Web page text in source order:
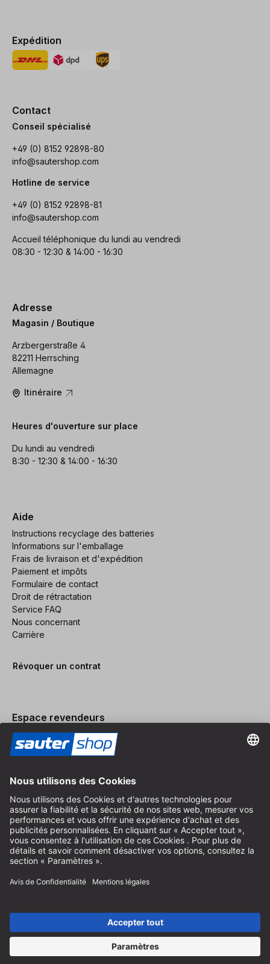
Expédition
Contact
Conseil spécialisé
+49 (0) 8152 92898-80
info@sautershop.com
Hotline de service
+49 (0) 8152 92898-81
info@sautershop.com
Accueil téléphonique du lundi au vendredi
08:30 - 12:30 & 14:00 - 16:30
Adresse
Magasin / Boutique
Arzbergerstraße 4
82211 Herrsching
Allemagne
Itinéraire
Heures d'ouverture sur place
Du lundi au vendredi
8:30 - 12:30 & 14:00 - 16:30
Aide
Instructions recyclage des batteries
Informations sur l'emballage
Frais de livraison et d'expédition
Paiement et impôts
Formulaire de contact
Droit de rétractation
Service FAQ
Nous concernant
Carrière
Révoquer un contrat
Espace revendeurs
Devenir revendeur
Mentions légales
Conditions Générales
Protection des Données
Paramètres des Cookies
TVA incl. / frais de port en sus
* livraison gratuite à partir de 150 euros d'achat en Allemagne pour
les tailles de colis standard, hors articles encombrants et fret
Selon le pays de livraison, la TVA peut varier lors du paiement.